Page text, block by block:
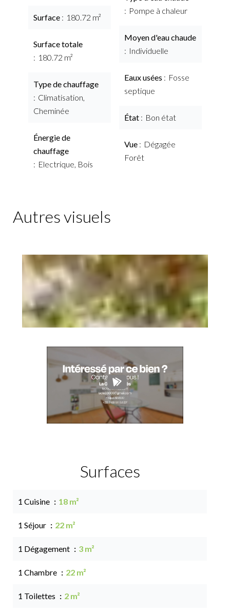
Surface 180.72 m²
Surface totale
180.72 m²
Type de chauffage
Climatisation,
Cheminée
Énergie de
chauffage
Electrique, Bois
Pompe à chaleur
Moyen d'eau chaude
Individuelle
Eaux usées
Fosse
septique
État Bon état
Vue
Dégagée
Forêt
Autres visuels
Surfaces
1 Cuisine 18 m²
1 Séjour 22 m²
1 Dégagement 3 m²
1 Chambre 22 m²
1 Toilettes 2 m²